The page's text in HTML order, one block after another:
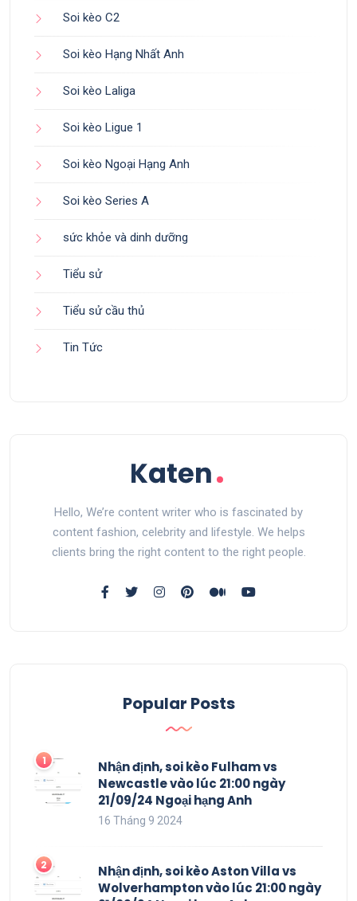
Soi kèo C2
Soi kèo Hạng Nhất Anh
Soi kèo Laliga
Soi kèo Ligue 1
Soi kèo Ngoại Hạng Anh
Soi kèo Series A
sức khỏe và dinh dưỡng
Tiểu sử
Tiểu sử cầu thủ
Tin Tức
Hello, We’re content writer who is fascinated by
content fashion, celebrity and lifestyle. We helps
clients bring the right content to the right people.
Popular Posts
Nhận định, soi kèo Fulham vs
Newcastle vào lúc 21:00 ngày
21/09/24 Ngoại hạng Anh
16 Tháng 9 2024
Nhận định, soi kèo Aston Villa vs
Wolverhampton vào lúc 21:00 ngày